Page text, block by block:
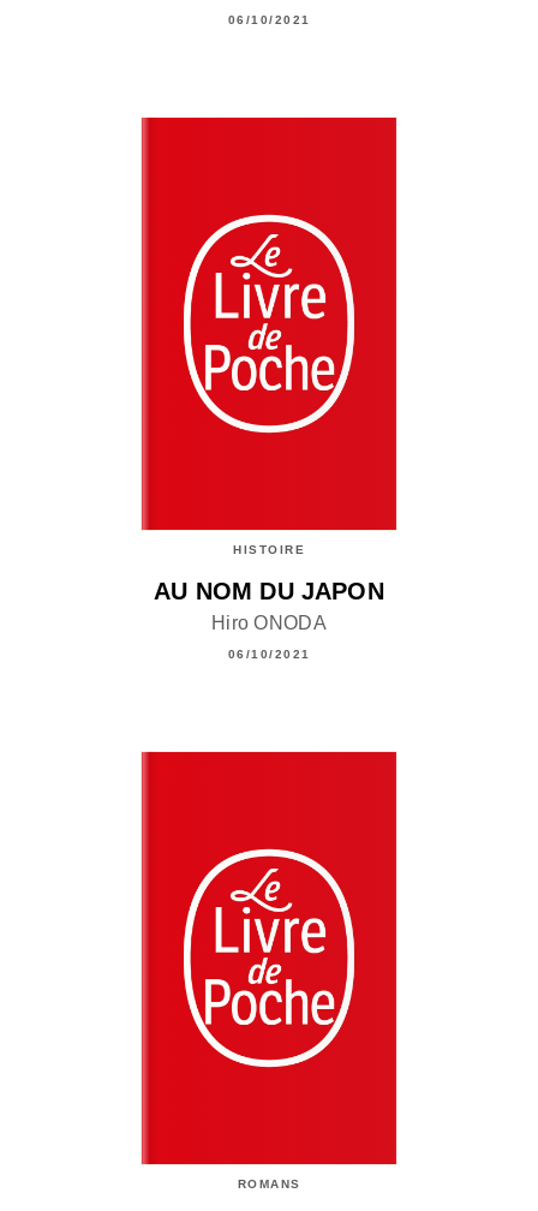
06/10/2021
HISTOIRE
AU NOM DU JAPON
Hiro ONODA
06/10/2021
ROMANS